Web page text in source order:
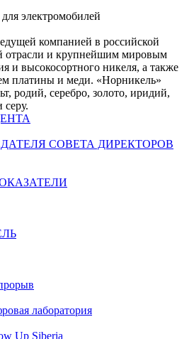
электромобилей
компанией в российской
отрасли и крупнейшим мировым
и высокосортного никеля, а также
платины и меди. «Норникель»
родий, серебро, золото, иридий,
серу.
СОВЕТА ДИРЕКТОРОВ
лаборатория
Up Siberia